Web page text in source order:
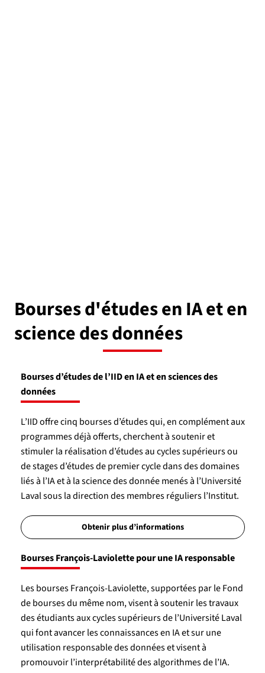
Bourses d'études en IA et en
science des données
Bourses d’études de l’IID en IA et en sciences des
données
L’IID offre cinq bourses d’études qui, en complément aux
programmes déjà offerts, cherchent à soutenir et
stimuler la réalisation d’études au cycles supérieurs ou
de stages d’études de premier cycle dans des domaines
liés à l’IA et à la science des donnée menés à l’Université
Laval sous la direction des membres réguliers l’Institut.
Obtenir plus d’informations
Bourses François-Laviolette pour une IA responsable
Les bourses François-Laviolette, supportées par le Fond
de bourses du même nom, visent à soutenir les travaux
des étudiants aux cycles supérieurs de l’Université Laval
qui font avancer les connaissances en IA et sur une
utilisation responsable des données et visent à
promouvoir l’interprétabilité des algorithmes de l’IA.